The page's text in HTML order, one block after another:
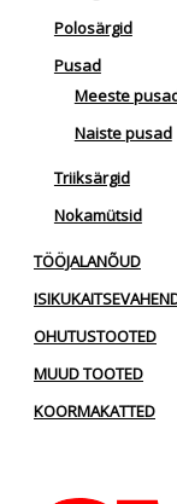
Polosärgid
Pusad
Meeste
Naiste pusad
Triiksärgid
Nokamütsid
TÖÖJALANÕUD
OHUTUSTOOTED
MUUD TOOTED
KOORMAKATTED